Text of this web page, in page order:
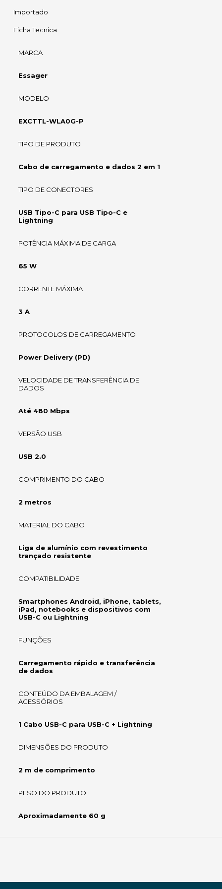
Importado
Ficha Tecnica
MARCA
Essager
MODELO
EXCTTL-WLA0G-P
TIPO DE PRODUTO
Cabo de carregamento e dados 2 em 1
TIPO DE CONECTORES
USB Tipo-C para USB Tipo-C e
Lightning
POTÊNCIA MÁXIMA DE CARGA
65 W
CORRENTE MÁXIMA
3 A
PROTOCOLOS DE CARREGAMENTO
Power Delivery (PD)
VELOCIDADE DE TRANSFERÊNCIA DE
DADOS
Até 480 Mbps
VERSÃO USB
USB 2.0
COMPRIMENTO DO CABO
2 metros
MATERIAL DO CABO
Liga de alumínio com revestimento
trançado resistente
COMPATIBILIDADE
Smartphones Android, iPhone, tablets,
iPad, notebooks e dispositivos com
USB-C ou Lightning
FUNÇÕES
Carregamento rápido e transferência
de dados
CONTEÚDO DA EMBALAGEM /
ACESSÓRIOS
1 Cabo USB-C para USB-C + Lightning
DIMENSÕES DO PRODUTO
2 m de comprimento
PESO DO PRODUTO
Aproximadamente 60 g